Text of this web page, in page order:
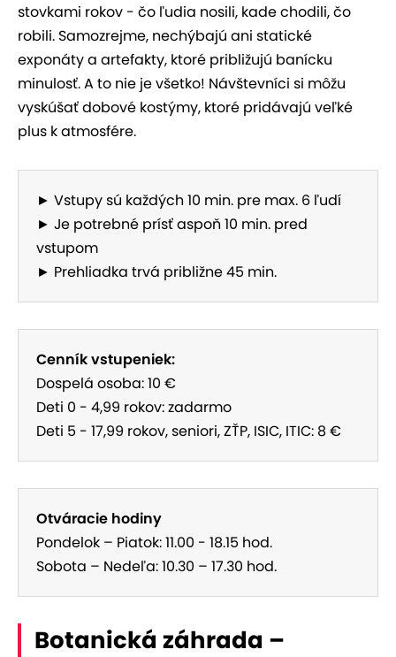
stovkami rokov - čo ľudia nosili, kade chodili, čo
robili. Samozrejme, nechýbajú ani statické
exponáty a artefakty, ktoré približujú banícku
minulosť. A to nie je všetko! Návštevníci si môžu
vyskúšať dobové kostýmy, ktoré pridávajú veľké
plus k atmosfére.
► Vstupy sú každých 10 min. pre max. 6 ľudí
► Je potrebné prísť aspoň 10 min. pred
vstupom
► Prehliadka trvá približne 45 min.
Cenník vstupeniek:
Dospelá osoba: 10 €
Deti 0 - 4,99 rokov: zadarmo
Deti 5 - 17,99 rokov, seniori, ZŤP, ISIC, ITIC: 8 €
Otváracie hodiny
Pondelok – Piatok: 11.00 - 18.15 hod.
Sobota – Nedeľa: 10.30 – 17.30 hod.
Botanická záhrada –